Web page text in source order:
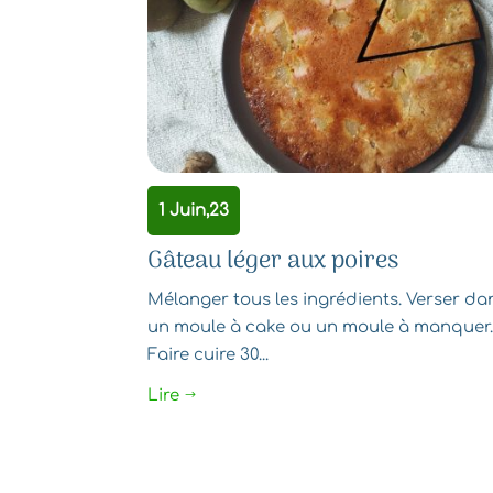
1 Juin,23
Gâteau léger aux poires
Mélanger tous les ingrédients. Verser
un moule à cake ou un moule à manquer.
Faire cuire 30...
Lire $